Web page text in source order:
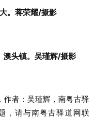
。蒋荣耀/摄影
澳头镇。吴瑾辉/摄影
者：吴瑾辉，南粤古驿
，请与南粤古驿道网联